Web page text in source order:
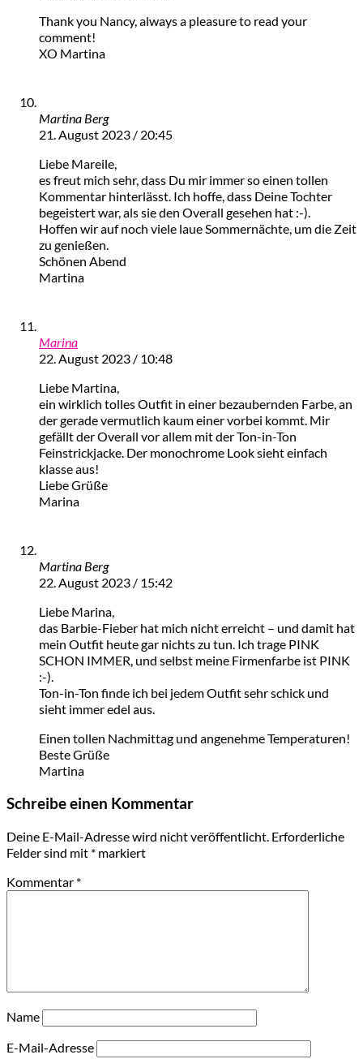
Thank you Nancy, always a pleasure to read your
comment!
XO Martina
Martina Berg
21. August 2023 / 20:45
Liebe Mareile,
es freut mich sehr, dass Du mir immer so einen tollen
Kommentar hinterlässt. Ich hoffe, dass Deine Tochter
begeistert war, als sie den Overall gesehen hat :-).
Hoffen wir auf noch viele laue Sommernächte, um die Zeit
zu genießen.
Schönen Abend
Martina
Marina
22. August 2023 / 10:48
Liebe Martina,
ein wirklich tolles Outfit in einer bezaubernden Farbe, an
der gerade vermutlich kaum einer vorbei kommt. Mir
gefällt der Overall vor allem mit der Ton-in-Ton
Feinstrickjacke. Der monochrome Look sieht einfach
klasse aus!
Liebe Grüße
Marina
Martina Berg
22. August 2023 / 15:42
Liebe Marina,
das Barbie-Fieber hat mich nicht erreicht – und damit hat
mein Outfit heute gar nichts zu tun. Ich trage PINK
SCHON IMMER, und selbst meine Firmenfarbe ist PINK
:-).
Ton-in-Ton finde ich bei jedem Outfit sehr schick und
sieht immer edel aus.
Einen tollen Nachmittag und angenehme Temperaturen!
Beste Grüße
Martina
Schreibe einen Kommentar
Deine E-Mail-Adresse wird nicht veröffentlicht. Erforderliche
Felder sind mit * markiert
Kommentar *
Name
E-Mail-Adresse